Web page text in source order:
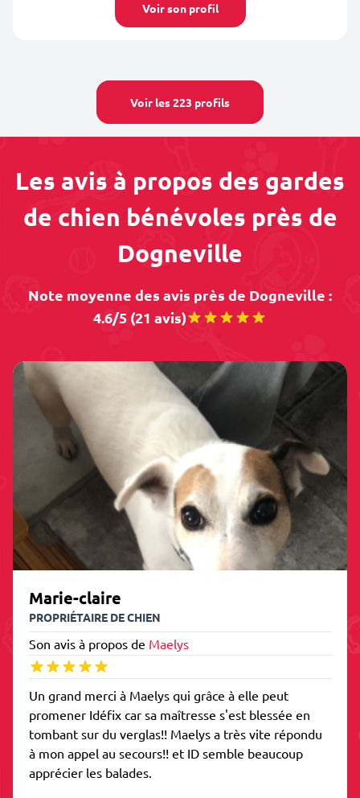
Voir son profil
Voir les 223 profils
Les avis à propos des gardes
de chien bénévoles près de
Dogneville
Note moyenne des avis près de Dogneville :
4.6/5 (21 avis)
Marie-claire
PROPRIÉTAIRE DE CHIEN
Son avis à propos de Maelys
Un grand merci à Maelys qui grâce à elle peut
promener Idéfix car sa maîtresse s'est blessée en
tombant sur du verglas!! Maelys a très vite répondu
à mon appel au secours!! et ID semble beaucoup
apprécier les balades.